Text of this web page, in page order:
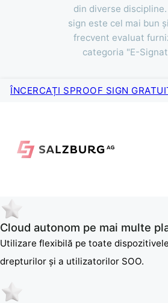
din diverse
sign este cel mai bun
frecvent evaluat
categoria "E-
ÎNCERCAȚI SPROOF SIGN
Cloud autonom pe mai multe
Utilizare flexibilă pe toate
drepturilor și a utilizatorilor SOO.